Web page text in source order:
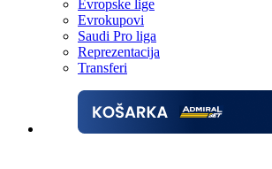
Evropske lige
Evrokupovi
Saudi Pro liga
Reprezentacija
Transferi